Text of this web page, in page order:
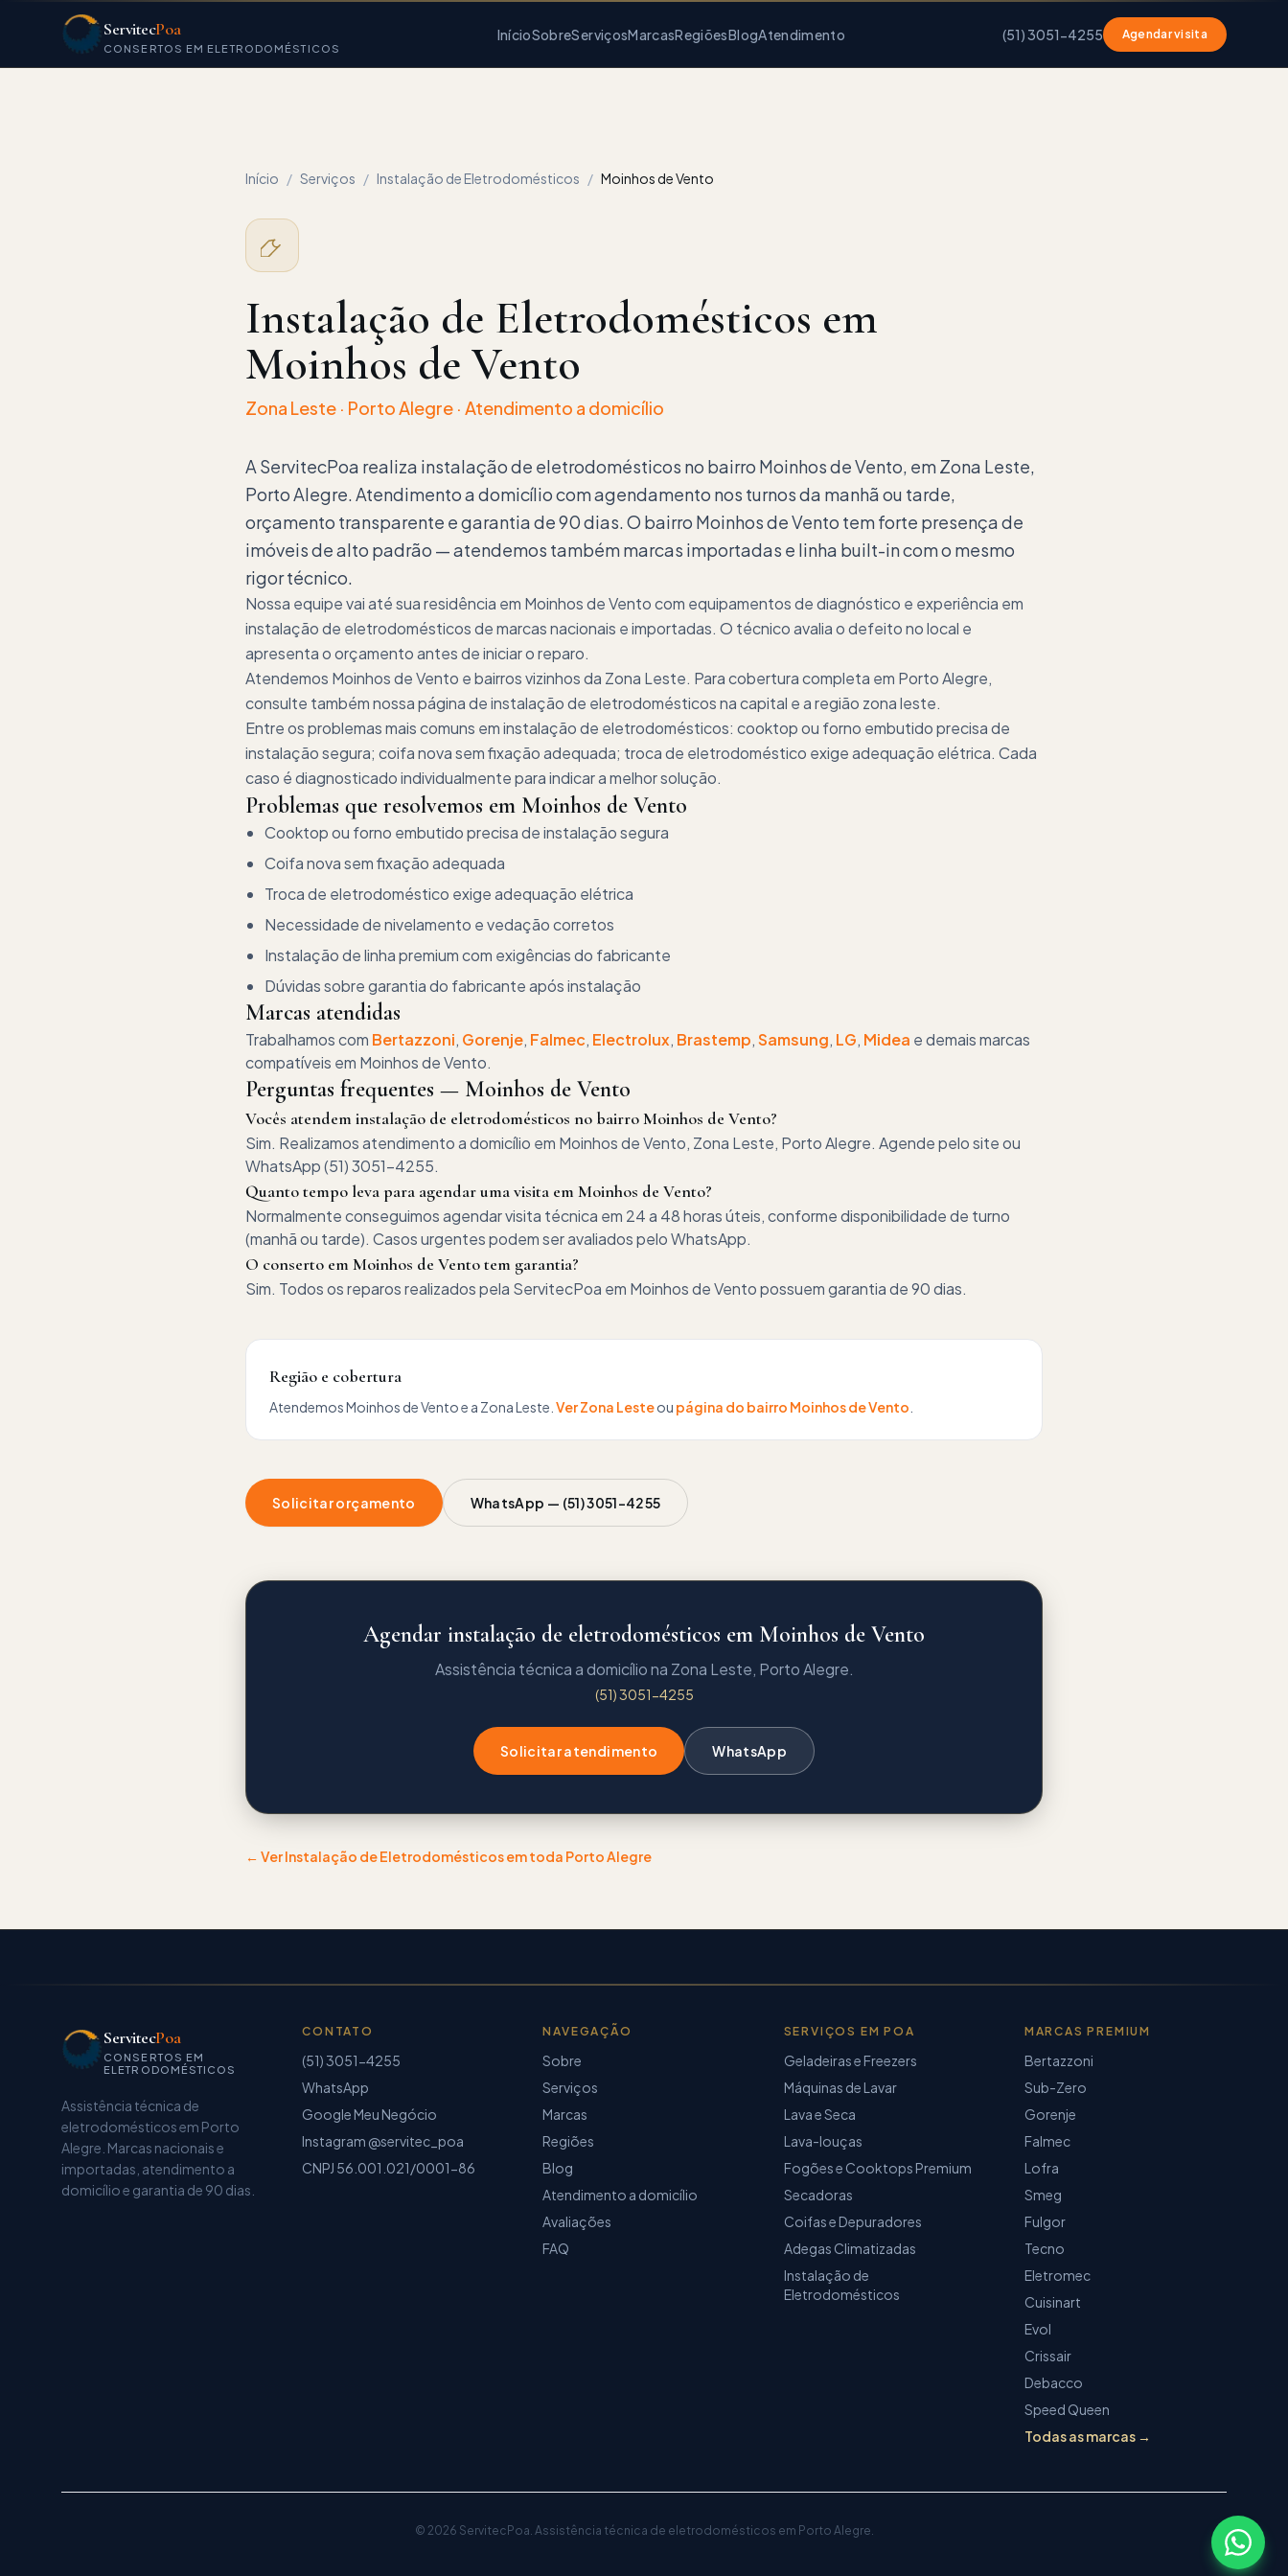
ServitecPoa
CONSERTOS EM ELETRODOMÉSTICOS
InícioSobreServiçosMarcasRegiõesBlogAtendimento (51) 3051-4255 Agendar visita
Início / Serviços / Instalação de Eletrodomésticos / Moinhos de Vento
Instalação de Eletrodomésticos em
Moinhos de Vento
Zona Leste · Porto Alegre · Atendimento a domicílio
A ServitecPoa realiza instalação de eletrodomésticos no bairro Moinhos de Vento, em Zona Leste,
Porto Alegre. Atendimento a domicílio com agendamento nos turnos da manhã ou tarde,
orçamento transparente e garantia de 90 dias. O bairro Moinhos de Vento tem forte presença de
imóveis de alto padrão — atendemos também marcas importadas e linha built-in com o mesmo
rigor técnico.
Nossa equipe vai até sua residência em Moinhos de Vento com equipamentos de diagnóstico e experiência em
instalação de eletrodomésticos de marcas nacionais e importadas. O técnico avalia o defeito no local e
apresenta o orçamento antes de iniciar o reparo.
Atendemos Moinhos de Vento e bairros vizinhos da Zona Leste. Para cobertura completa em Porto Alegre,
consulte também nossa página de instalação de eletrodomésticos na capital e a região zona leste.
Entre os problemas mais comuns em instalação de eletrodomésticos: cooktop ou forno embutido precisa de
instalação segura; coifa nova sem fixação adequada; troca de eletrodoméstico exige adequação elétrica. Cada
caso é diagnosticado individualmente para indicar a melhor solução.
Problemas que resolvemos em Moinhos de Vento
Cooktop ou forno embutido precisa de instalação segura
Coifa nova sem fixação adequada
Troca de eletrodoméstico exige adequação elétrica
Necessidade de nivelamento e vedação corretos
Instalação de linha premium com exigências do fabricante
Dúvidas sobre garantia do fabricante após instalação
Marcas atendidas
Trabalhamos com Bertazzoni, Gorenje, Falmec, Electrolux, Brastemp,Samsung, LG, Midea e demais marcas
compatíveis em Moinhos de Vento.
Perguntas frequentes — Moinhos de Vento
Vocês atendem instalação de eletrodomésticos no bairro Moinhos de Vento?
Sim. Realizamos atendimento a domicílio em Moinhos de Vento, Zona Leste, Porto Alegre. Agende pelo site ou
WhatsApp (51) 3051-4255.
Quanto tempo leva para agendar uma visita em Moinhos de Vento?
Normalmente conseguimos agendar visita técnica em 24 a 48 horas úteis, conforme disponibilidade de turno
(manhã ou tarde). Casos urgentes podem ser avaliados pelo WhatsApp.
O conserto em Moinhos de Vento tem garantia?
Sim. Todos os reparos realizados pela ServitecPoa em Moinhos de Vento possuem garantia de 90 dias.
Região e cobertura
AtendemosMoinhos de Ventoe a Zona Leste VerZona Lesteou página do bairro Moinhos de Vento
Solicitar orçamento WhatsApp — (51) 3051-4255
Agendar instalação de eletrodomésticos em Moinhos de Vento
Assistência técnica a domicílio na Zona Leste, Porto Alegre.
(51) 3051-4255
Solicitar atendimento WhatsApp
← VerInstalação de Eletrodomésticosem toda Porto Alegre
ServitecPoa
CONSERTOS EM
ELETRODOMÉSTICOS
Assistência técnica de
eletrodomésticosem Porto
Alegre. Marcas nacionais e
importadas, atendimento a
domicílio e garantia de 90 dias
CONTATO
(51) 3051-4255
WhatsApp
Google Meu Negócio
Instagram @servitec_poa
CNPJ 56.001.021/0001-86
NAVEGAÇÃO
Sobre
Serviços
Marcas
Regiões
Blog
Atendimento a domicílio
Avaliações
FAQ
SERVIÇOS EM POA
Geladeiras e Freezers
Máquinas de Lavar
Lava e Seca
Lava-louças
Fogões e Cooktops Premium
Secadoras
Coifas e Depuradores
Adegas Climatizadas
Instalação de
Eletrodomésticos
MARCAS PREMIUM
Bertazzoni
Sub-Zero
Gorenje
Falmec
Lofra
Smeg
Fulgor
Tecno
Eletromec
Cuisinart
Evol
Crissair
Debacco
Speed Queen
Todas as marcas →
© 2026 ServitecPoa. Assistência técnica de eletrodomésticos em Porto Alegre.